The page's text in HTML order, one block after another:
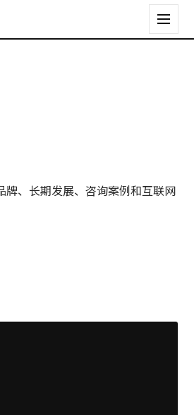
牌、长期发展、咨询案例和互联网